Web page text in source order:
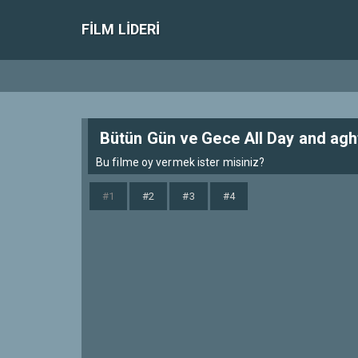
FILM LIDERI
Bütün Gün ve Gece All Day and
Bu filme oy vermek ister misiniz?
#1 #2 #3 #4